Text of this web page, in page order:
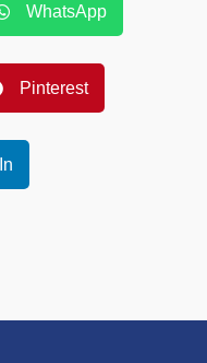
WhatsApp
Pinterest